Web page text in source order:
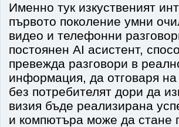
Именно тук изкуственият
първото поколение умни
видео и телефонни
постоянен AI асистент,
превежда разговори в
информация, да отговаря на
без потребителят дори да
визия бъде реализирана
и компютъра може да стане